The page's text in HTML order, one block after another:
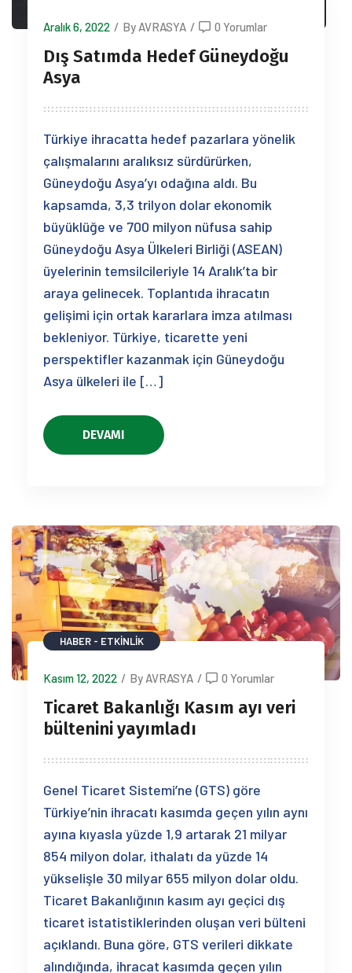
Aralık 6, 2022 / By AVRASYA / 0 Yorumlar
Dış Satımda Hedef Güneydoğu
Asya
Türkiye ihracatta hedef pazarlara yönelik
çalışmalarını aralıksız sürdürürken,
Güneydoğu Asya’yı odağına aldı. Bu
kapsamda, 3,3 trilyon dolar ekonomik
büyüklüğe ve 700 milyon nüfusa sahip
Güneydoğu Asya Ülkeleri Birliği (ASEAN)
üyelerinin temsilcileriyle 14 Aralık’ta bir
araya gelinecek. Toplantıda ihracatın
gelişimi için ortak kararlara imza atılması
bekleniyor. Türkiye, ticarette yeni
perspektifler kazanmak için Güneydoğu
Asya ülkeleri ile […]
DEVAMI
HABER - ETKINLIK
Kasım 12, 2022 / By AVRASYA / 0 Yorumlar
Ticaret Bakanlığı Kasım ayı veri
bültenini yayımladı
Genel Ticaret Sistemi’ne (GTS) göre
Türkiye’nin ihracatı kasımda geçen yılın aynı
ayına kıyasla yüzde 1,9 artarak 21 milyar
854 milyon dolar, ithalatı da yüzde 14
yükselişle 30 milyar 655 milyon dolar oldu.
Ticaret Bakanlığının kasım ayı geçici dış
ticaret istatistiklerinden oluşan veri bülteni
açıklandı. Buna göre, GTS verileri dikkate
alındığında, ihracat kasımda geçen yılın